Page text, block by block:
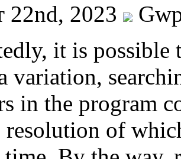
22nd, 2023
it is possible
variation,
in the program
resolution of